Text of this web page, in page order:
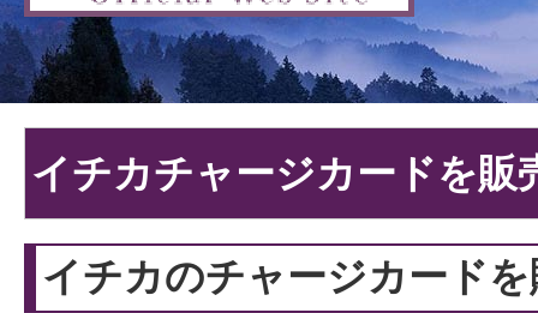
イチカチャージカードを販
イチカのチャージカード